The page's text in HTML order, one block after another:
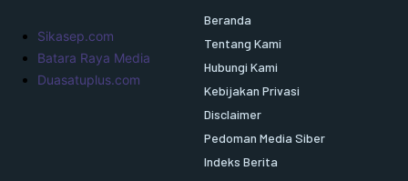
Sikasep.com
Batara Raya Media
Duasatuplus.com
Beranda
Tentang Kami
Hubungi Kami
Kebijakan Privasi
Disclaimer
Pedoman Media Siber
Indeks Berita